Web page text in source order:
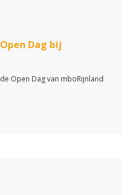
Dag bij
Open Dag van mboRijnland